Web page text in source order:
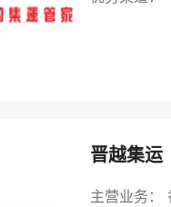
晋越集运
主营业务：